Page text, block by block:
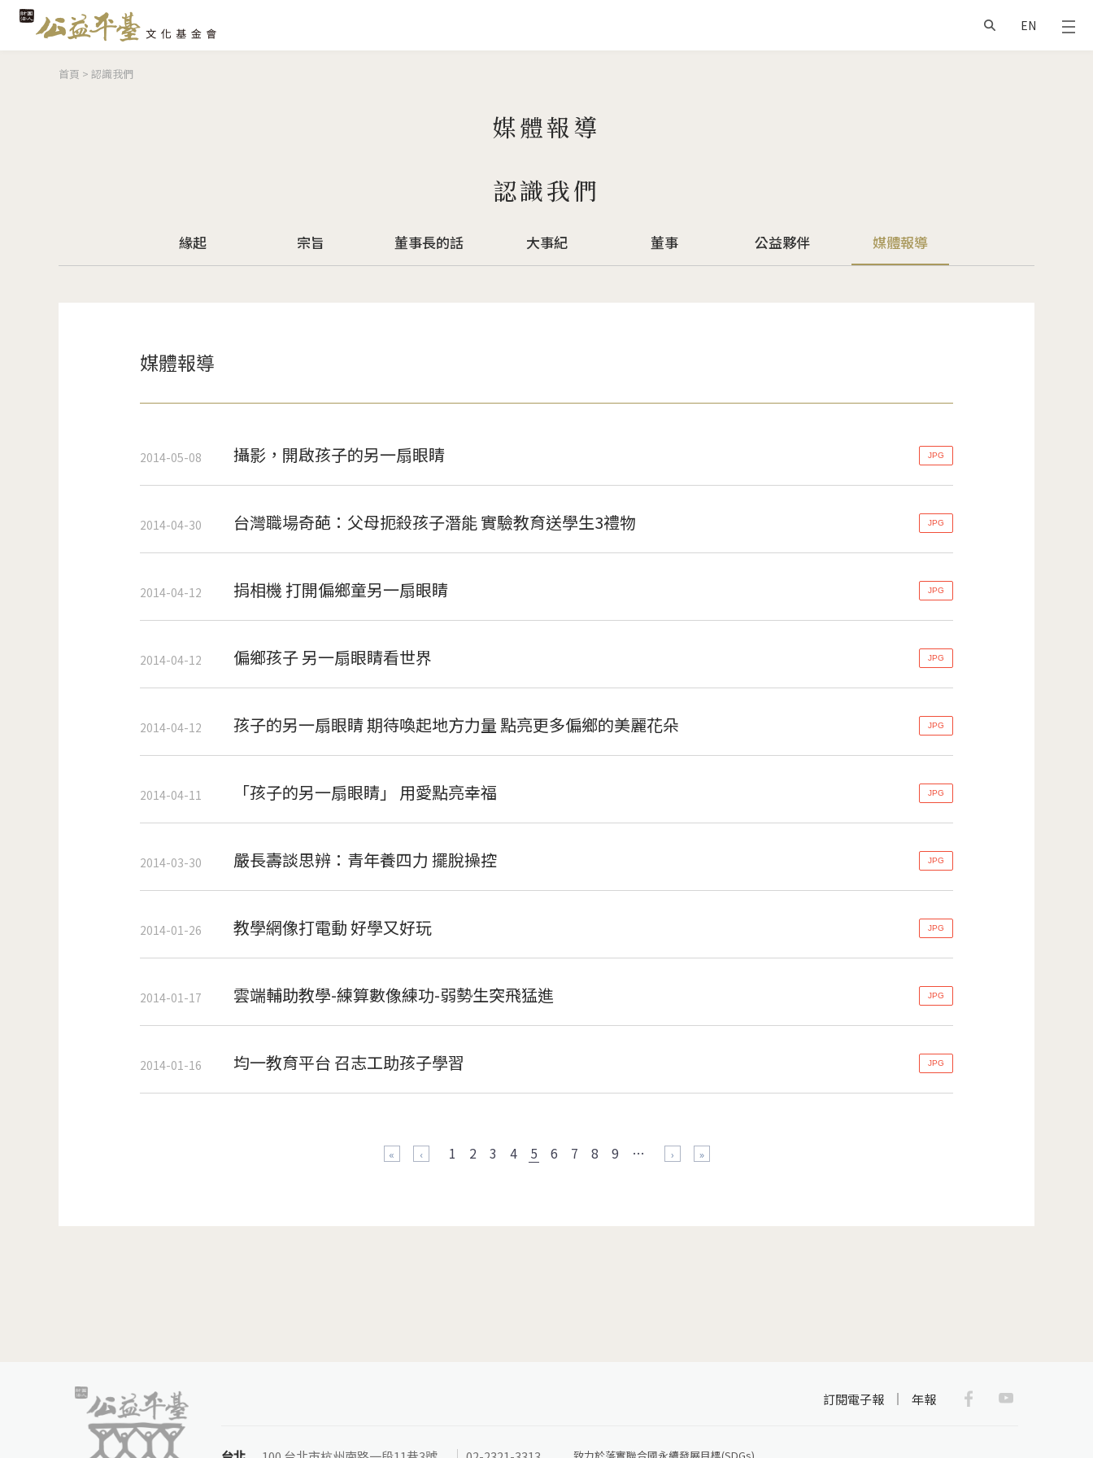
EN
您在這裡
首頁 > 認識我們
媒體報導
認識我們
緣起 宗旨 董事長的話 大事紀 董事 公益夥伴 媒體報導
媒體報導
2014-05-08 攝影，開啟孩子的另一扇眼睛 JPG
2014-04-30 台灣職場奇葩：父母扼殺孩子潛能 實驗教育送學生3禮物 JPG
2014-04-12 捐相機 打開偏鄉童另一扇眼睛 JPG
2014-04-12 偏鄉孩子 另一扇眼睛看世界 JPG
2014-04-12 孩子的另一扇眼睛 期待喚起地方力量 點亮更多偏鄉的美麗花朵 JPG
2014-04-11 「孩子的另一扇眼睛」 用愛點亮幸福 JPG
2014-03-30 嚴長壽談思辨：青年養四力 擺脫操控 JPG
2014-01-26 教學網像打電動 好學又好玩 JPG
2014-01-17 雲端輔助教學-練算數像練功-弱勢生突飛猛進 JPG
2014-01-16 均一教育平台 召志工助孩子學習 JPG
1 2 3 4 5 6 7 8 9 …
訂閱電子報 年報